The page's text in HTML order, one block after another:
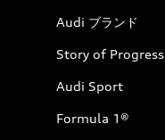
Audi ブランド
Story of Progress
Audi Sport
Formula 1®